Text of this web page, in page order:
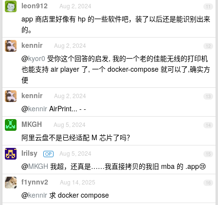
11
leon912 Aug 2, 2024
app 商店里好像有 hp 的一些软件吧，装了以后还是能识别出来
的。
12
kennir Aug 2, 2024
@kyor0 受你这个回答的启发, 我的一个老的佳能无线的打印机
也能支持 air player 了, 一个 docker-compose 就可以了,确实方
便
13
kennir Aug 2, 2024
@kennir AirPrint... - -
14
MKGH Aug 5, 2024
阿里云盘不是已经适配 M 芯片了吗？
15
Irilsy OP Aug 5, 2024
@MKGH 我超，还真是……我直接拷贝的我旧 mba 的 .app😢
16
f1ynnv2 Aug 14, 2025
@kennir 求 docker compose